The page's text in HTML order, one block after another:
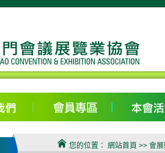
您的位置： 網站首頁 >> 會